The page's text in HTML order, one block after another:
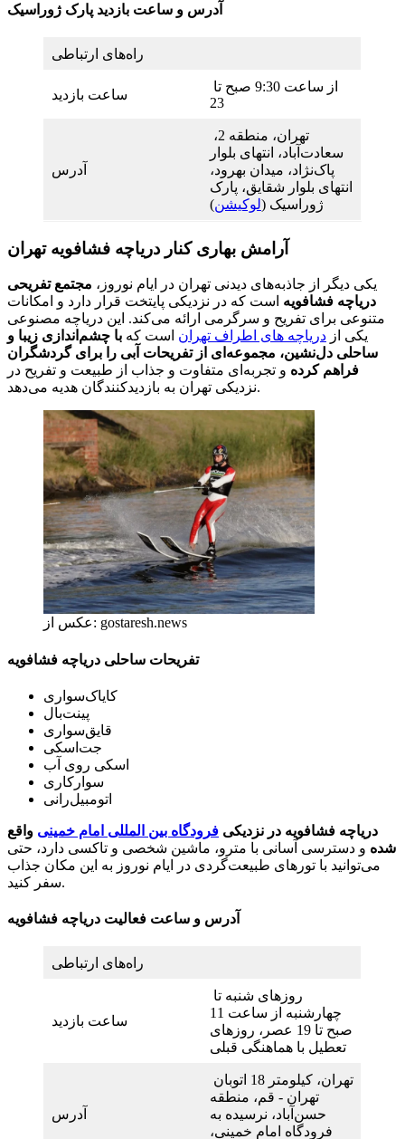
آدرس و ساعت بازدید پارک ژوراسیک
راه‌های ارتباطی
ساعت بازدید
23
آدرس
سعادت‌آباد، انتهای بلوار
پاک‌نژاد، میدان بهرود،
انتهای بلوار شقایق، پارک
ژوراسیک (لوکیشن)
آرامش بهاری کنار دریاچه فشافویه تهران
یکی دیگر از جاذبه‌های دیدنی تهران در ایام نوروز، مجتمع تفریحی
دریاچه فشافویه است که در نزدیکی پایتخت قرار دارد و امکانات
متنوعی برای تفریح و سرگرمی ارائه می‌کند. این دریاچه مصنوعی
یکی از دریاچه های اطراف تهران است که با چشم‌اندازی زیبا و
ساحلی دل‌نشین، مجموعه‌ای از تفریحات آبی را برای گردشگران
فراهم کرده و تجربه‌ای متفاوت و جذاب از طبیعت و تفریح در
نزدیکی تهران به بازدیدکنندگان هدیه می‌دهد.
عکس از: gostaresh.news
تفریحات ساحلی دریاچه فشافویه
کایاک‌سواری
پینت‌بال
قایق‌سواری
جت‌اسکی
اسکی روی آب
سوارکاری
اتومبیل‌رانی
دریاچه فشافویه در نزدیکی فرودگاه بین المللی امام خمینی واقع
شده و دسترسی آسانی با مترو، ماشین شخصی و تاکسی دارد، حتی
می‌توانید با تورهای طبیعت‌گردی در ایام نوروز به این مکان جذاب
سفر کنید.
آدرس و ساعت فعالیت دریاچه فشافویه
راه‌های ارتباطی
ساعت بازدید
چهارشنبه از ساعت 11
صبح تا 19 عصر، روزهای
تعطیل با هماهنگی قبلی
آدرس
تهران - قم، منطقه
حسن‌آباد، نرسیده به
فرودگاه امام خمینی،